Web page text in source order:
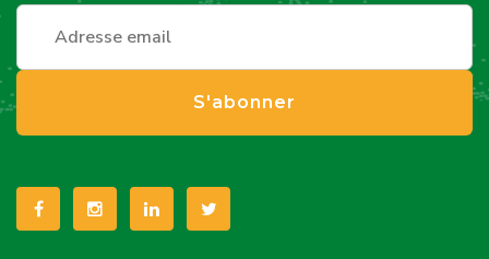
S'abonner